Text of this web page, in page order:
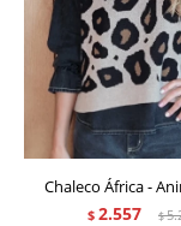
Chaleco África -
$ 2.557 $